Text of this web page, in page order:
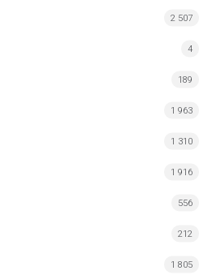
2 507
4
189
1 963
1 310
1 916
556
212
1 805